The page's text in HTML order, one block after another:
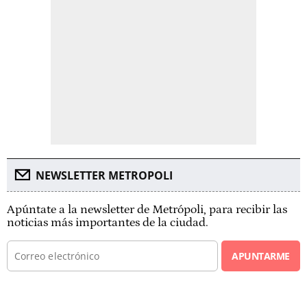
NEWSLETTER METROPOLI
Apúntate a la newsletter de Metrópoli, para recibir las
noticias más importantes de la ciudad.
APUNTARME